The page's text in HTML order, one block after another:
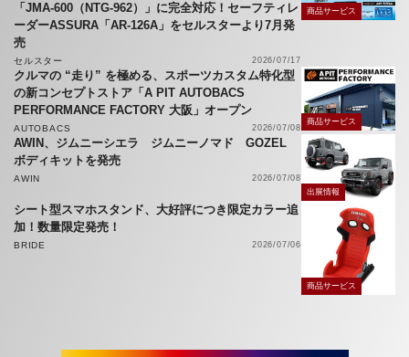
「JMA-600（NTG-962）」に完全対応！セーフティレ
ーダーASSURA「AR-126A」をセルスターより7月発
売
セルスター 2026/07/17
商品サービス
クルマの “走り” を極める、スポーツカスタム特化型
の新コンセプトストア「A PIT AUTOBACS
PERFORMANCE FACTORY 大阪」オープン
AUTOBACS 2026/07/08
商品サービス
AWIN、ジムニーシエラ ジムニーノマド GOZEL
ボディキットを発売
AWIN
2026/07/08
出展情報
シート型スマホスタンド、大好評につき限定カラー追
加！数量限定発売！
BRIDE 2026/07/06
商品サービス